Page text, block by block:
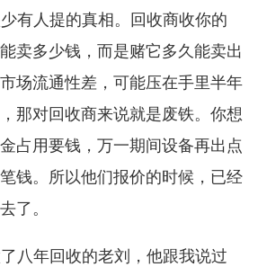
有人提的真相。回收商收你的
卖多少钱，而是赌它多久能卖出
场流通性差，可能压在手里半年
那对回收商来说就是废铁。你想
占用要钱，万一期间设备再出点
钱。所以他们报价的时候，已经
了。
八年回收的老刘，他跟我说过